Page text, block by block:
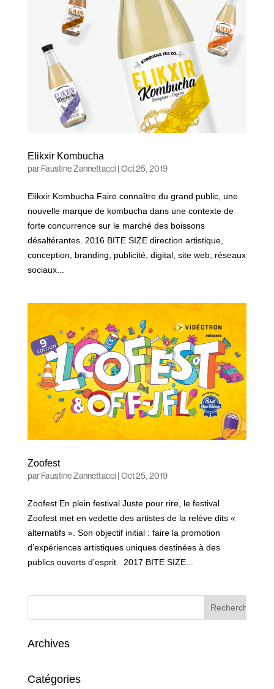
Elikxir Kombucha
parFaustine Zannettacci | Oct 25, 2019
Elikxir Kombucha Faire connaître du grand public, une
nouvelle marque de kombucha dans une contexte de
forte concurrence sur le marché des boissons
désaltérantes. 2016 BITE SIZE direction artistique,
conception, branding, publicité, digital, site web, réseaux
sociaux...
Zoofest
parFaustine Zannettacci | Oct 25, 2019
Zoofest En plein festival Juste pour rire, le festival
Zoofest met en vedette des artistes de la relève dits «
alternatifs ». Son objectif initial : faire la promotion
d’expériences artistiques uniques destinées à des
publics ouverts d’esprit. 2017 BITE SIZE...
Archives
Catégories